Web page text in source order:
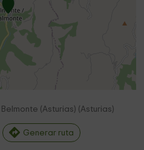
Belmonte (Asturias) (Asturias)
Generar ruta